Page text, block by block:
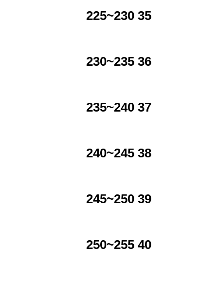
225~230 35
230~235 36
235~240 37
240~245 38
245~250 39
250~255 40